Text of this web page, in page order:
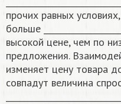
прочих равных
больше
высокой цене, чем по
предложения.
изменяет цену товара
совпадут величина